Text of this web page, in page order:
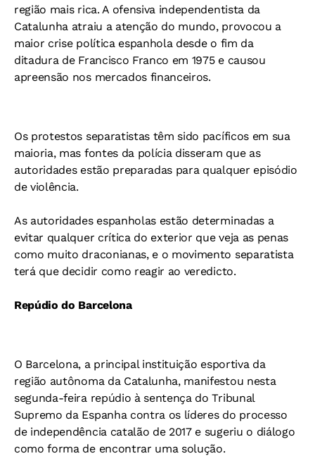
região mais rica. A ofensiva independentista da
Catalunha atraiu a atenção do mundo, provocou a
maior crise política espanhola desde o fim da
ditadura de Francisco Franco em 1975 e causou
apreensão nos mercados financeiros.
Os protestos separatistas têm sido pacíficos em sua
maioria, mas fontes da polícia disseram que as
autoridades estão preparadas para qualquer episódio
de violência.
As autoridades espanholas estão determinadas a
evitar qualquer crítica do exterior que veja as penas
como muito draconianas, e o movimento separatista
terá que decidir como reagir ao veredicto.
Repúdio do Barcelona
O Barcelona, a principal instituição esportiva da
região autônoma da Catalunha, manifestou nesta
segunda-feira repúdio à sentença do Tribunal
Supremo da Espanha contra os líderes do processo
de independência catalão de 2017 e sugeriu o diálogo
como forma de encontrar uma solução.